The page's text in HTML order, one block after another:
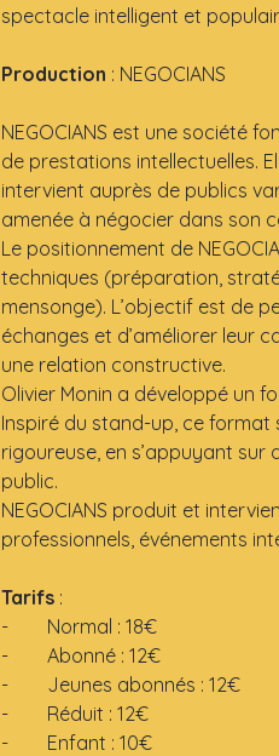
spectacle intelligent et
Production : NEGOCIANS
NEGOCIANS est une société
de prestations intellectuelles.
intervient auprès de publics
amenée à négocier dans son
Le positionnement de
techniques (préparation,
mensonge). L’objectif est de
échanges et d’améliorer leur
une relation constructive.
Olivier Monin a développé un
Inspiré du stand-up, ce format
rigoureuse, en s’appuyant
public.
NEGOCIANS produit et
professionnels, événements
Tarifs :
-        Normal : 18€
-        Abonné : 12€
-        Jeunes abonnés : 12€
-        Réduit : 12€
-        Enfant : 10€